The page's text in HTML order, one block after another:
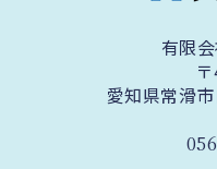
有限
愛知県常滑